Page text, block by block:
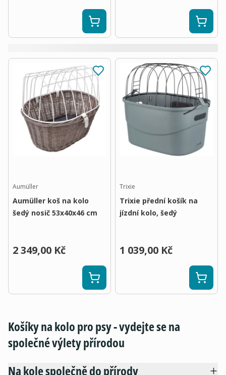
Aumüller
Aumüller koš na kolo
šedý nosič 53x40x46 cm
2 349,00 Kč
Trixie
Trixie přední košík na
jízdní kolo, šedý
1 039,00 Kč
Košíky na kolo pro psy - vydejte se na
společné výlety přírodou
Na kole společně do přírody